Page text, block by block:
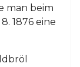
man beim
1876 eine